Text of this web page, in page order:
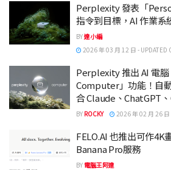
Perplexity 發表「
指令到目標，AI 作業
BY達小編
2026 年 03 月 12 日 - UPDATED
Perplexity 推出 AI 電
Computer」功能！自
合 Claude、ChatGPT
BY ROCKY 2026 年 02 月 26 日
FELO.AI 也推出可作4K
Banana Pro服務
BY 電腦王阿達